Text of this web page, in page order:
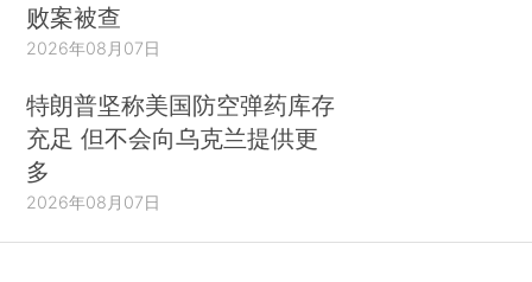
败案被查
2026年08月07日
特朗普坚称美国防空弹药库存
充足 但不会向乌克兰提供更
多
2026年08月07日